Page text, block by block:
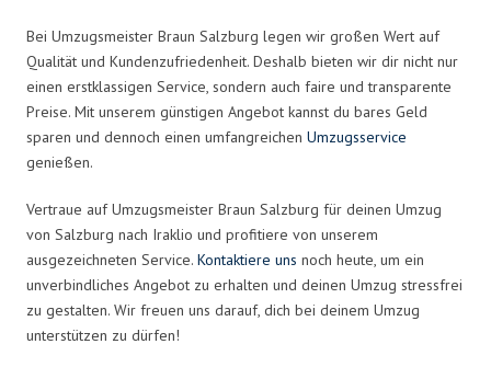
Bei Umzugsmeister Braun Salzburg legen wir großen Wert auf
Qualität und Kundenzufriedenheit. Deshalb bieten wir dir nicht nur
einen erstklassigen Service, sondern auch faire und transparente
Preise. Mit unserem günstigen Angebot kannst du bares Geld
sparen und dennoch einen umfangreichen Umzugsservice
genießen.
Vertraue auf Umzugsmeister Braun Salzburg für deinen Umzug
von Salzburg nach Iraklio und profitiere von unserem
ausgezeichneten Service. Kontaktiere uns noch heute, um ein
unverbindliches Angebot zu erhalten und deinen Umzug stressfrei
zu gestalten. Wir freuen uns darauf, dich bei deinem Umzug
unterstützen zu dürfen!